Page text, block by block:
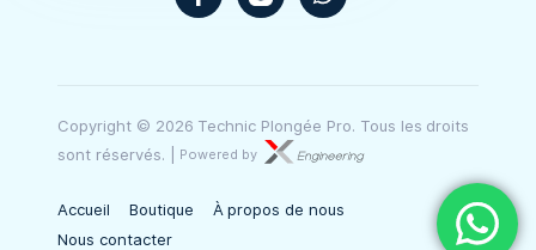
Copyright © 2026 Technic Plongée Pro. Tous les droits
sont réservés.
Powered by
Accueil Boutique
À propos de nous
Nous contacter